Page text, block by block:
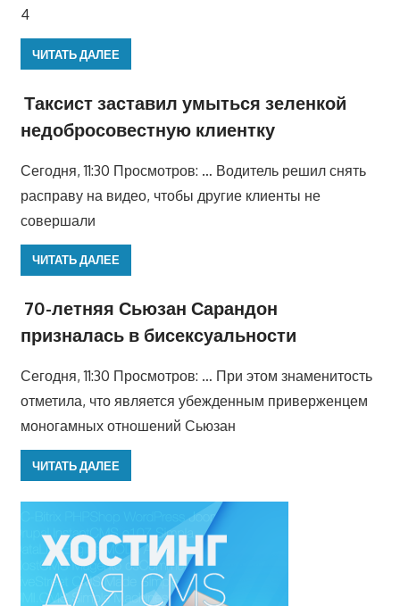
4
ЧИТАТЬ ДАЛЕЕ
Таксист заставил умыться зеленкой
недобросовестную клиентку
Сегодня, 11:30 Просмотров: … Водитель решил снять
расправу на видео, чтобы другие клиенты не
совершали
ЧИТАТЬ ДАЛЕЕ
70-летняя Сьюзан Сарандон
призналась в бисексуальности
Сегодня, 11:30 Просмотров: … При этом знаменитость
отметила, что является убежденным приверженцем
моногамных отношений Сьюзан
ЧИТАТЬ ДАЛЕЕ